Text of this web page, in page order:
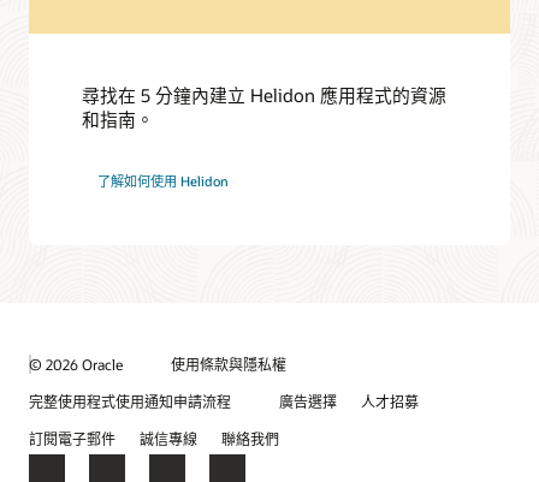
尋找在 5 分鐘內建立 Helidon 應用程式的資源
和指南。
了解如何使用 Helidon
© 2026 Oracle
使用條款與隱私權
完整使用程式使用通知申請流程
廣告選擇
人才招募
訂閱電子郵件
誠信專線 聯絡我們